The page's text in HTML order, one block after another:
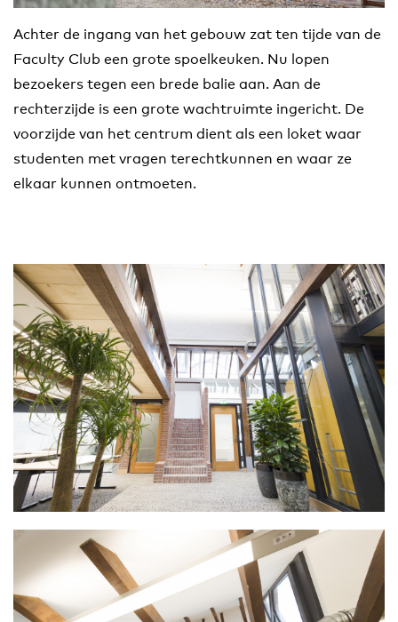
Achter de ingang van het gebouw zat ten tijde van de
Faculty Club een grote spoelkeuken. Nu lopen
bezoekers tegen een brede balie aan. Aan de
rechterzijde is een grote wachtruimte ingericht. De
voorzijde van het centrum dient als een loket waar
studenten met vragen terechtkunnen en waar ze
elkaar kunnen ontmoeten.